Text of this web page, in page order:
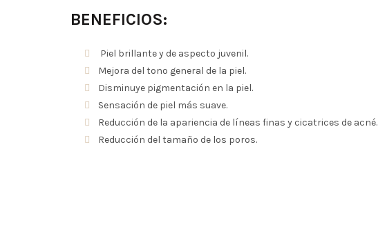
BENEFICIOS:
Piel brillante y de aspecto juvenil.
Mejora del tono general de la piel.
Disminuye pigmentación en la piel.
Sensación de piel más suave.
Reducción de la apariencia de líneas finas y cicatrices de acné.
Reducción del tamaño de los poros.